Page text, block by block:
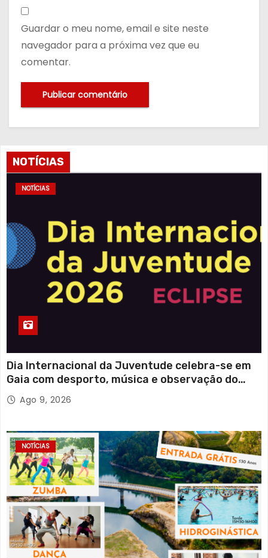
Guardar o meu nome, email e site neste
navegador para a próxima vez que eu
comentar.
NOTÍCIAS
NOTÍCIAS
Dia Internacional da Juventude celebra-se em
Gaia com desporto, música e observação do
eclipse solar
Ago 9, 2026
NOTÍCIAS